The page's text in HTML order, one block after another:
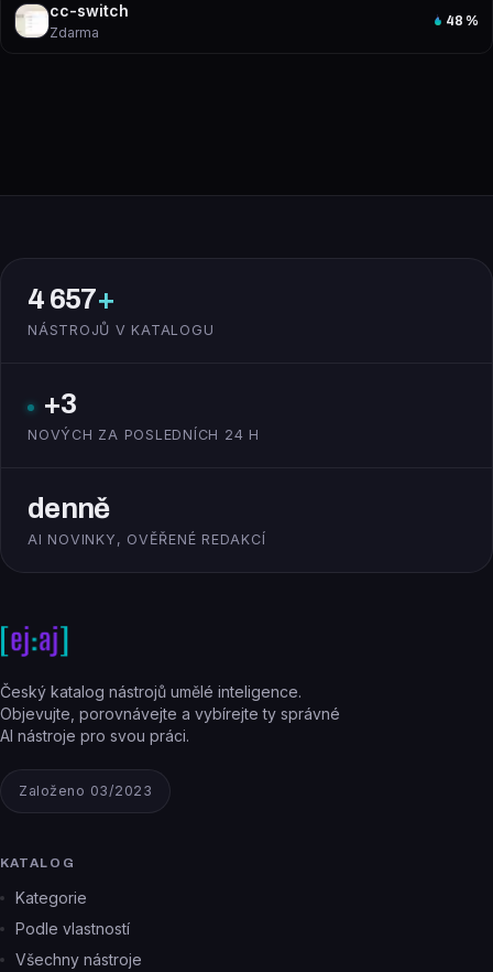
cc-switch
Zdarma
48 %
4 657+
NÁSTROJŮ V KATALOGU
+3
NOVÝCH ZA POSLEDNÍCH 24 H
denně
AI NOVINKY, OVĚŘENÉ REDAKCÍ
Český katalog nástrojů umělé inteligence.
Objevujte, porovnávejte a vybírejte ty správné
AI nástroje pro svou práci.
Založeno 03/2023
KATALOG
Kategorie
Podle vlastností
Všechny nástroje